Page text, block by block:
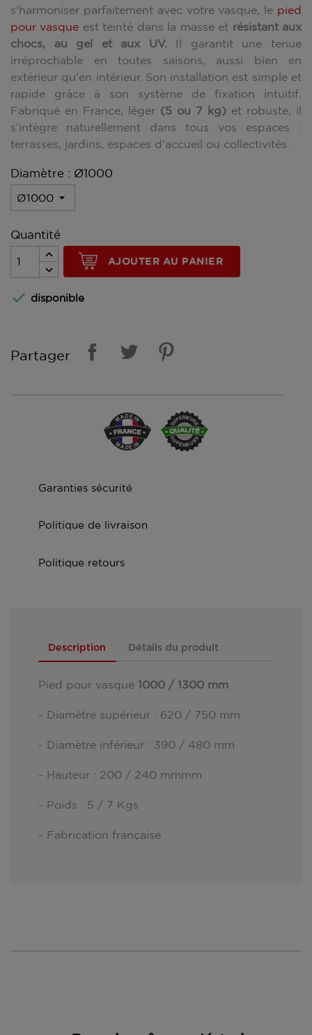
s'harmoniser parfaitement avec votre vasque, le pied
pour vasque est teinté dans la masse et résistant aux
chocs, au gel et aux UV. Il garantit une tenue
irréprochable en toutes saisons, aussi bien en
extérieur qu'en intérieur. Son installation est simple et
rapide grâce à son système de fixation intuitif.
Fabriqué en France, léger (5 ou 7 kg) et robuste, il
s'intègre naturellement dans tous vos espaces :
terrasses, jardins, espaces d'accueil ou collectivités.
Diamètre : Ø1000
Quantité
AJOUTER AU PANIER
 disponible
Partager
Garanties sécurité
Politique de livraison
Politique retours
Description Détails du produit
Pied pour vasque 1000 / 1300 mm
- Diamètre supérieur : 620 / 750 mm
- Diamètre inférieur : 390 / 480 mm
- Hauteur : 200 / 240 mmmm
- Poids : 5 / 7 Kgs
- Fabrication française